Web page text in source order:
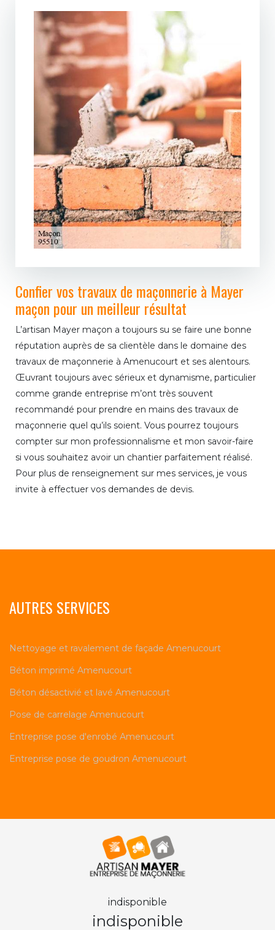
Confier vos travaux de maçonnerie à Mayer
maçon pour un meilleur résultat
L’artisan Mayer maçon a toujours su se faire une bonne
réputation auprès de sa clientèle dans le domaine des
travaux de maçonnerie à Amenucourt et ses alentours.
Œuvrant toujours avec sérieux et dynamisme, particulier
comme grande entreprise m’ont très souvent
recommandé pour prendre en mains des travaux de
maçonnerie quel qu’ils soient. Vous pourrez toujours
compter sur mon professionnalisme et mon savoir-faire
si vous souhaitez avoir un chantier parfaitement réalisé.
Pour plus de renseignement sur mes services, je vous
invite à effectuer vos demandes de devis.
AUTRES SERVICES
Nettoyage et ravalement de façade Amenucourt
Béton imprimé Amenucourt
Béton désactivié et lavé Amenucourt
Pose de carrelage Amenucourt
Entreprise pose d'enrobé Amenucourt
Entreprise pose de goudron Amenucourt
indisponible
indisponible